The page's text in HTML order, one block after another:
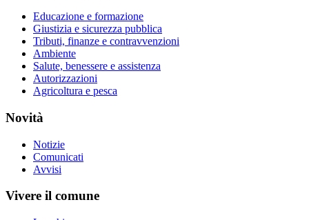
Educazione e formazione
Giustizia e sicurezza pubblica
Tributi, finanze e contravvenzioni
Ambiente
Salute, benessere e assistenza
Autorizzazioni
Agricoltura e pesca
Novità
Notizie
Comunicati
Avvisi
Vivere il comune